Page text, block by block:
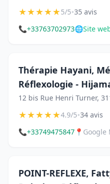
★★★★★5/5•35 avis
📞+33763702973🌐Site
Thérapie Hayani,
Réflexologie -
12 bis Rue Henri Turner,
★★★★★4.9/5•34 avis
📞+33749475847 📍 Google
POINT-REFLEXE,